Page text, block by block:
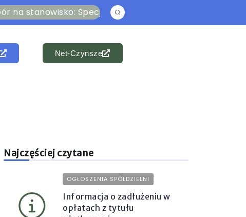
Specjalista ds. członkowsko-mieszkaniowych i
Net-Czynsze
Najczęściej czytane
OGŁOSZENIA SPÓŁDZIELNI
Informacja o zadłużeniu w
opłatach z tytułu